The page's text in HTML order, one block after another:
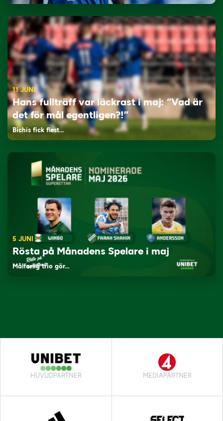
11 JUNI
Hans fullträff var läckrast i maj: “Vad är
det för mål egentligen?!”
Bichis fick flest…
5 JUNI
Rösta på Månadens Spelare i maj
Målfarlig trio gör…
HUVUDPARTNER MEDIAPARTNER